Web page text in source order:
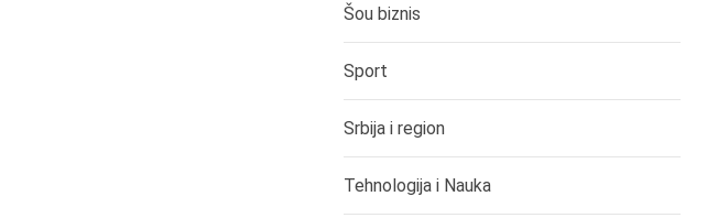
Šou biznis
Sport
Srbija i region
Tehnologija i Nauka